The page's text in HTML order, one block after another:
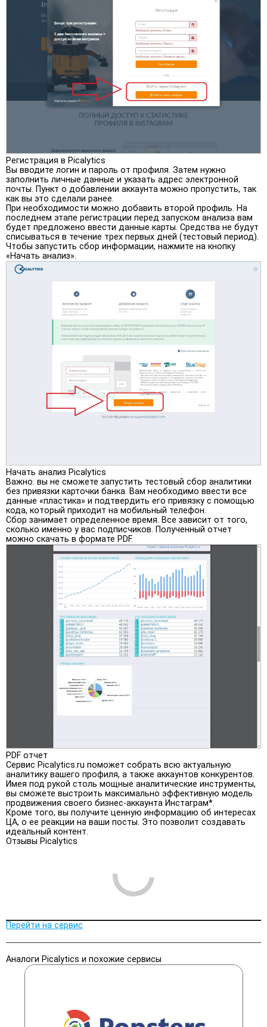
Регистрация в Picalytics
Вы вводите логин и пароль от профиля. Затем нужно
заполнить личные данные и указать адрес электронной
почты. Пункт о добавлении аккаунта можно пропустить, так
как вы это сделали ранее.
При необходимости можно добавить второй профиль. На
последнем этапе регистрации перед запуском анализа вам
будет предложено ввести данные карты. Средства не будут
списываться в течение трех первых дней (тестовый период).
Чтобы запустить сбор информации, нажмите на кнопку
«Начать анализ».
Начать анализ Picalytics
Важно: вы не сможете запустить тестовый сбор аналитики
без привязки карточки банка. Вам необходимо ввести все
данные «пластика» и подтвердить его привязку с помощью
кода, который приходит на мобильный телефон.
Сбор занимает определенное время. Все зависит от того,
сколько именно у вас подписчиков. Полученный отчет
можно скачать в формате PDF.
PDF отчет
Сервис Picalytics.ru поможет собрать всю актуальную
аналитику вашего профиля, а также аккаунтов конкурентов.
Имея под рукой столь мощные аналитические инструменты,
вы сможете выстроить максимально эффективную модель
продвижения своего бизнес-аккаунта Инстаграм*.
Кроме того, вы получите ценную информацию об интересах
ЦА, о ее реакции на ваши посты. Это позволит создавать
идеальный контент.
Отзывы Picalytics
Перейти на сервис
Аналоги Picalytics и похожие сервисы